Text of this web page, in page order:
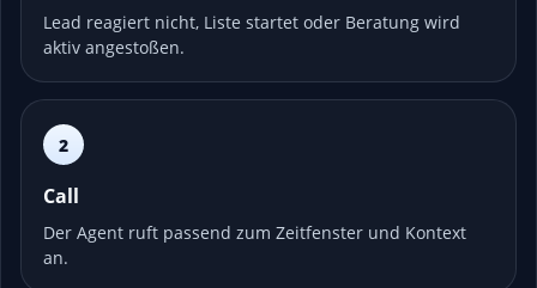
Lead reagiert nicht, Liste startet oder Beratung wird
aktiv angestoßen.
2
Call
Der Agent ruft passend zum Zeitfenster und Kontext
an.